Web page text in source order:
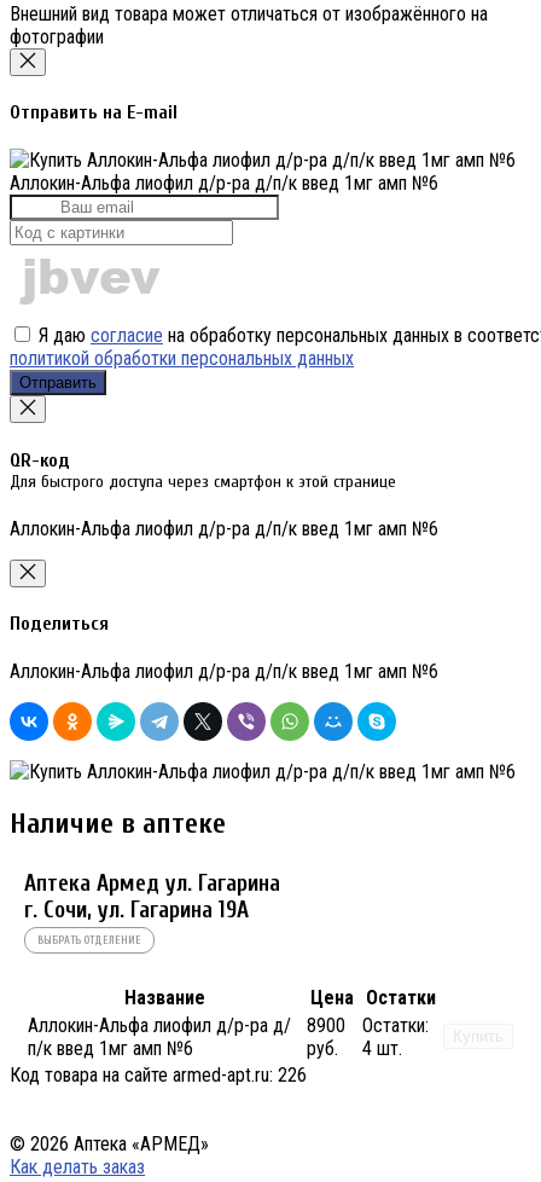
Внешний вид товара может отличаться от изображённого на
фотографии
Отправить на E-mail
Аллокин-Альфа лиофил д/р-ра д/п/к введ 1мг амп №6
Я даю согласие на обработку персональных данных в
политикой обработки персональных данных
Отправить
QR-код
Для быстрого доступа через смартфон к этой странице
Аллокин-Альфа лиофил д/р-ра д/п/к введ 1мг амп №6
Поделиться
Аллокин-Альфа лиофил д/р-ра д/п/к введ 1мг амп №6
Наличие в аптеке
Аптека Армед ул. Гагарина
г. Сочи, ул. Гагарина 19А
ВЫБРАТЬ ОТДЕЛЕНИЕ
Название Цена Остатки
Аллокин-Альфа лиофил д/р-ра д/
п/к введ 1мг амп №6
8900
руб.
Остатки:
4 шт.
Купить
Код товара на сайте armed-apt.ru: 226
© 2026 Аптека «АРМЕД»
Как делать заказ